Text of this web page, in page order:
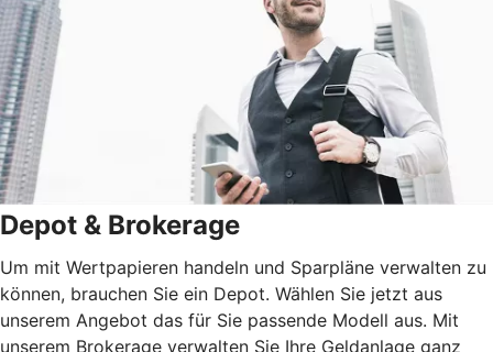
Depot & Brokerage
Um mit Wertpapieren handeln und Sparpläne verwalten zu
können, brauchen Sie ein Depot. Wählen Sie jetzt aus
unserem Angebot das für Sie passende Modell aus. Mit
unserem Brokerage verwalten Sie Ihre Geldanlage ganz